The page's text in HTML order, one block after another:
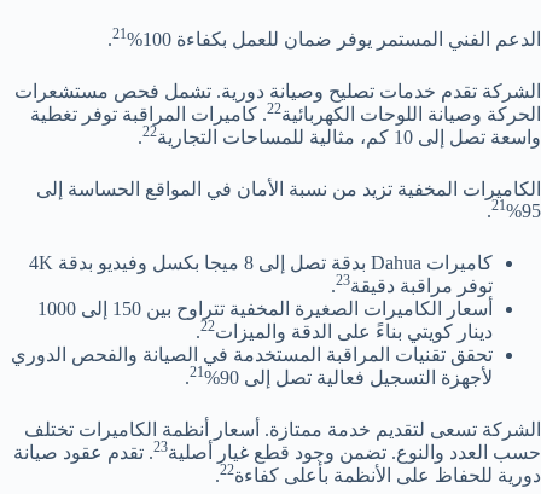
الدعم الفني المستمر يوفر ضمان للعمل بكفاءة 100% 21
.
الشركة تقدم خدمات تصليح وصيانة دورية. تشمل فحص مستشعرات
الحركة وصيانة اللوحات الكهربائية22. كاميرات المراقبة توفر تغطية
واسعة تصل إلى 10 كم، مثالية للمساحات التجارية
22
.
الكاميرات المخفية تزيد من نسبة الأمان في المواقع الحساسة إلى
95%
21
.
كاميرات Dahua بدقة تصل إلى 8 ميجا بكسل وفيديو بدقة 4K
توفر مراقبة دقيقة23
.
أسعار الكاميرات الصغيرة المخفية تتراوح بين 150 إلى 1000
دينار كويتي بناءً على الدقة والميزات22
.
تحقق تقنيات المراقبة المستخدمة في الصيانة والفحص الدوري
لأجهزة التسجيل فعالية تصل إلى 90%
21
.
الشركة تسعى لتقديم خدمة ممتازة. أسعار أنظمة الكاميرات تختلف
حسب العدد والنوع. تضمن وجود قطع غيار أصلية23. تقدم عقود صيانة
دورية للحفاظ على الأنظمة بأعلى كفاءة22
.